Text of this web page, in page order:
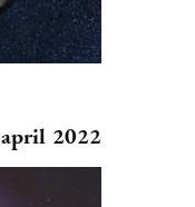
2022